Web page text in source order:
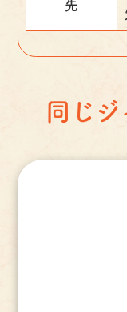
先
同じジ